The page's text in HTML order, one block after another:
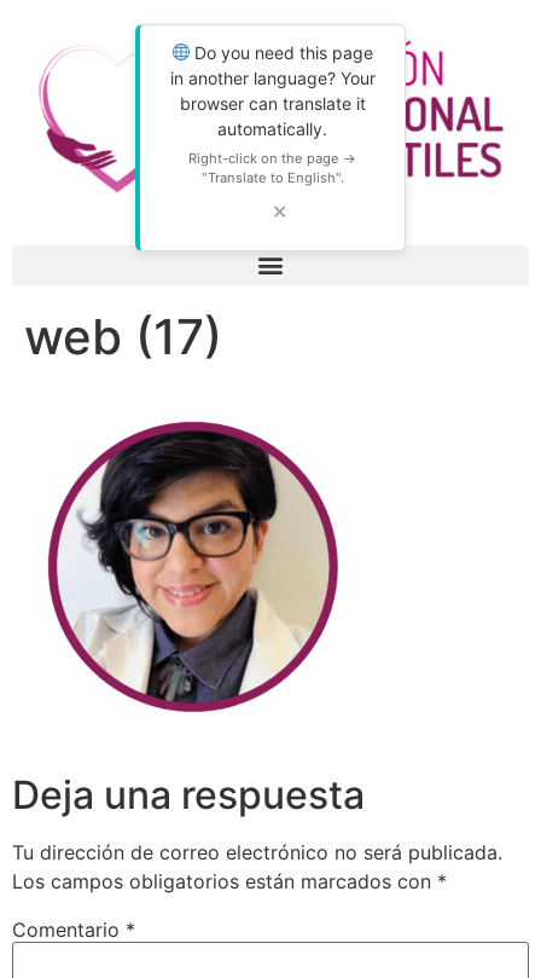
Do you need this page
in another language? Your
browser can translate it
automatically.
Right-click on the page →
"Translate to English".
✕
web (17)
Deja una respuesta
Tu dirección de correo electrónico no será publicada.
Los campos obligatorios están marcados con *
Comentario *